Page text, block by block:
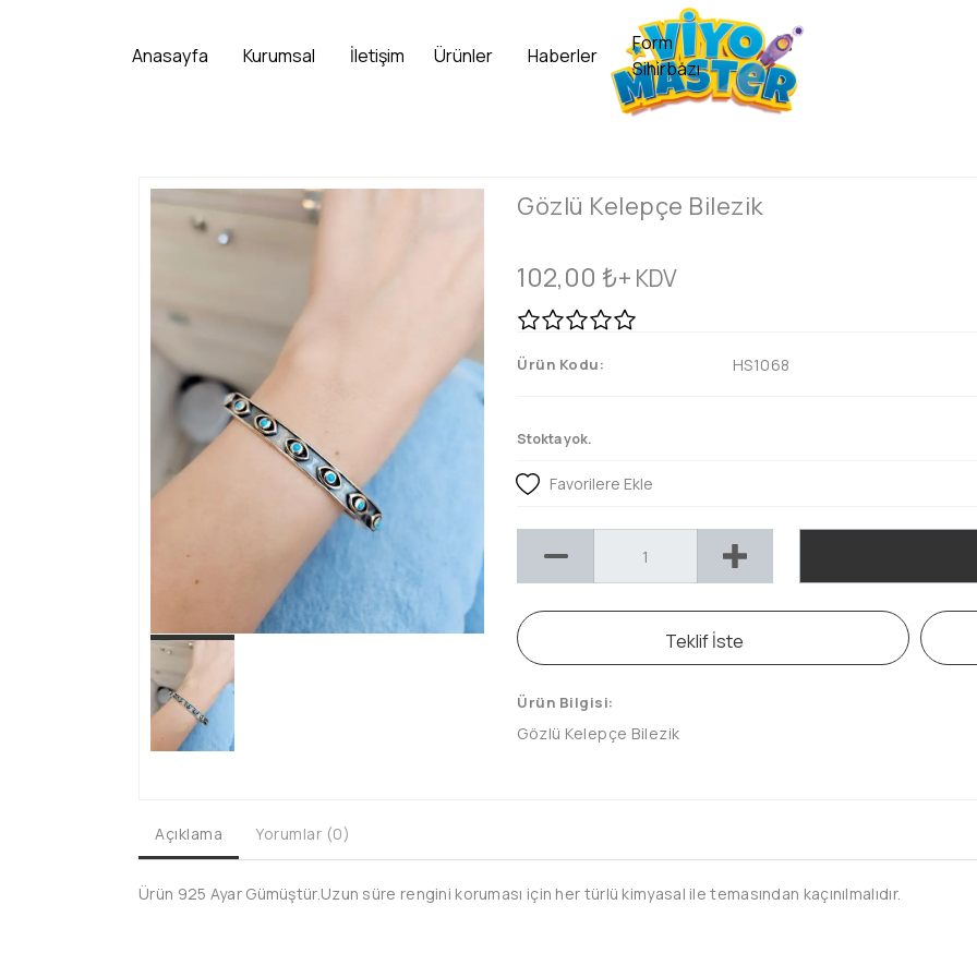
Gözlü Kelepçe Bilezik
102,00 ₺+ KDV
Ürün Kodu: HS1068
Stokta yok.
Favorilere Ekle
Teklif İste
Ürün Bilgisi:
Gözlü Kelepçe Bilezik
Açıklama Yorumlar (0)
Ürün 925 Ayar Gümüştür.Uzun süre rengini koruması için her türlü kimyasal ile temasından kaçınılmalıdır.
Anasayfa Kurumsal İletişim Ürünler Haberler
Form
Sihirbazı